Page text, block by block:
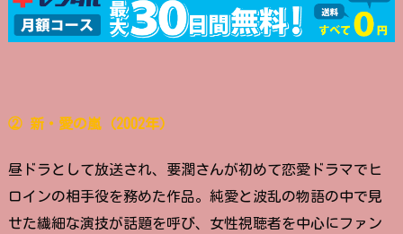
② 新・愛の嵐（2002年）
昼ドラとして放送され、要潤さんが初めて恋愛ドラマでヒ
ロインの相手役を務めた作品。純愛と波乱の物語の中で見
せた繊細な演技が話題を呼び、女性視聴者を中心にファン